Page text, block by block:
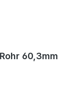
60,3mm